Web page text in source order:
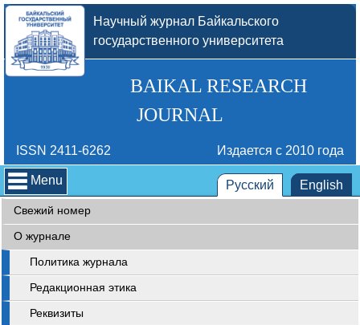
Научный журнал Байкальского
государственного университета
BAIKAL RESEARCH
JOURNAL
ISSN 2411-6262 Издается с 2010 года
Menu Русский English
Свежий номер
О журнале
Политика журнала
Редакционная этика
Реквизиты